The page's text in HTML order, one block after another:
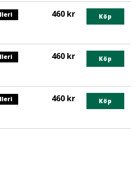
460 kr Köp
460 kr Köp
460 kr Köp